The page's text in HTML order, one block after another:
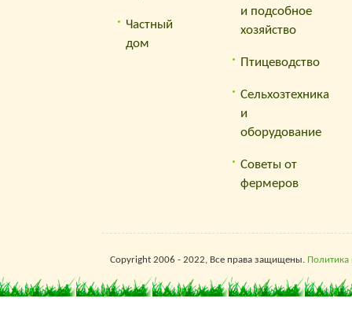
Частный
дом
и подсобное
хозяйство
Птицеводство
Сельхозтехника
и
оборудование
Советы от
фермеров
Copyright 2006 - 2022, Все права защищены. Политика